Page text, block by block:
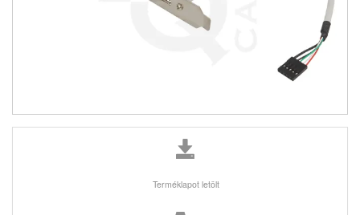
Terméklapot letölt